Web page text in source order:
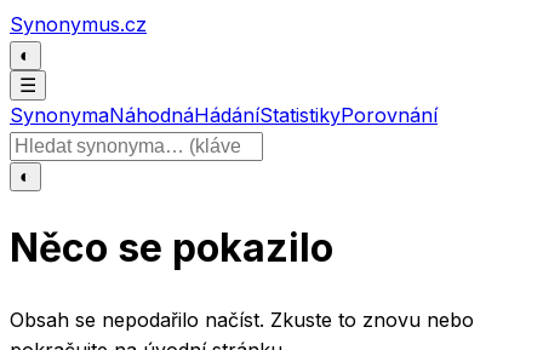
Přeskočit na obsah
Synonymus.cz
◐
☰
SynonymaNáhodnáHádáníStatistikyPorovnání
Hledat slovo
◐
Něco se pokazilo
Obsah se nepodařilo načíst. Zkuste to znovu nebo